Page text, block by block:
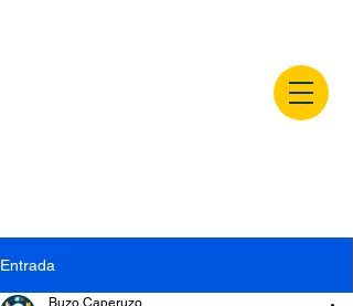
Entrada
Buzo Caperuzo